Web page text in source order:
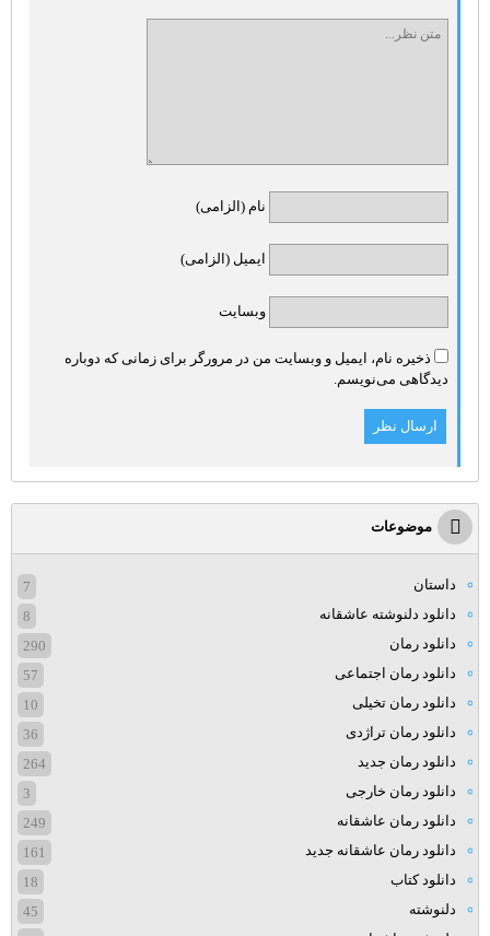
نام (الزامی)
ایمیل (الزامی)
وبسایت
ذخیره نام، ایمیل و وبسایت من در مرورگر برای زمانی که دوباره
دیدگاهی می‌نویسم.
موضوعات
داستان
7
دانلود دلنوشته عاشقانه
8
دانلود رمان
290
دانلود رمان اجتماعی
57
دانلود رمان تخیلی
10
دانلود رمان تراژدی
36
دانلود رمان جدید
264
دانلود رمان خارجی
3
دانلود رمان عاشقانه
249
دانلود رمان عاشقانه جدید
161
دانلود کتاب
18
دلنوشته
45